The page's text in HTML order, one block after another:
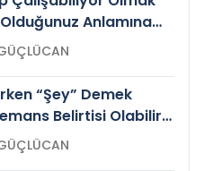
Olduğunuz Anlamına
GÜÇLÜCAN
“Şey” Demek
Belirtisi Olabilir
GÜÇLÜCAN